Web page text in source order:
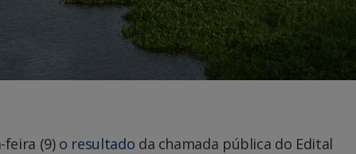
(9) o resultado da chamada pública do Edital